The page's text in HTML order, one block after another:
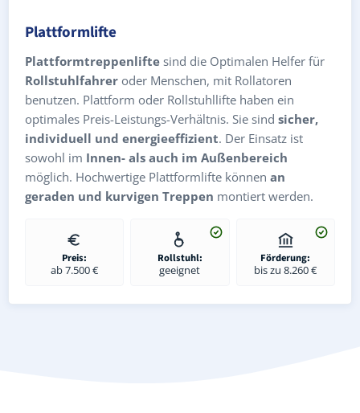
Plattformlifte
Plattformtreppenlifte sind die Optimalen Helfer für
Rollstuhlfahrer oder Menschen, mit Rollatoren
benutzen. Plattform oder Rollstuhllifte haben ein
optimales Preis-Leistungs-Verhältnis. Sie sind sicher,
individuell und energieeffizient. Der Einsatz ist
sowohl im Innen- als auch im Außenbereich
möglich. Hochwertige Plattformlifte können an
geraden und kurvigen Treppen montiert werden.
Preis:
ab 7.500 €
Rollstuhl:
geeignet
Förderung:
bis zu 8.260 €